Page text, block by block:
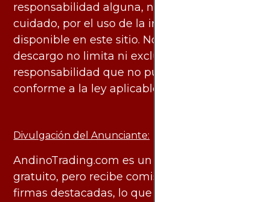
responsabilidad alguna, ni deber de
cuidado, por el uso de la información
disponible en este sitio. No obstante, este
descargo no limita ni excluye ninguna
responsabilidad que no pueda ser excluida
conforme a la ley aplicable.
Divulgación del Anunciante:
AndinoTrading.com es un sitio de uso
gratuito, pero recibe comisiones de algunas
firmas destacadas, lo que no genera costos